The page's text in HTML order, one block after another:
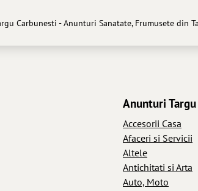
Carbunesti - Anunturi Sanatate, Frumusete din
Anunturi
Accesorii Casa
Afaceri si Servicii
Altele
Antichitati si Arta
Auto, Moto